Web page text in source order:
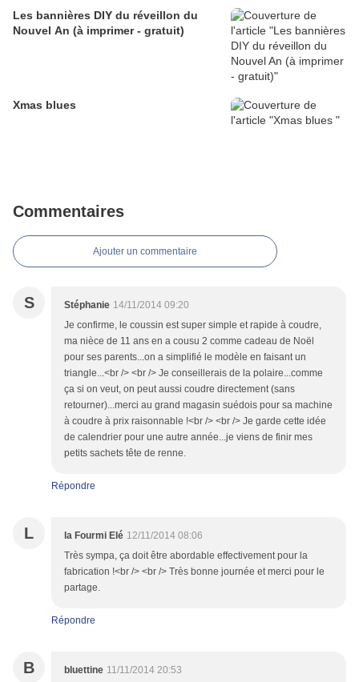
Les bannières DIY du réveillon du
Nouvel An (à imprimer - gratuit)
Xmas blues
Commentaires
Ajouter un commentaire
S Stéphanie 14/11/2014 09:20
Je confirme, le coussin est super simple et rapide à coudre,
ma nièce de 11 ans en a cousu 2 comme cadeau de Noël
pour ses parents...on a simplifié le modèle en faisant un
triangle...<br /> <br /> Je conseillerais de la polaire...comme
ça si on veut, on peut aussi coudre directement (sans
retourner)...merci au grand magasin suédois pour sa machine
à coudre à prix raisonnable !<br /> <br /> Je garde cette idée
de calendrier pour une autre année...je viens de finir mes
petits sachets tête de renne.
Répondre
L la Fourmi Elé 12/11/2014 08:06
Très sympa, ça doit être abordable effectivement pour la
fabrication !<br /> <br /> Très bonne journée et merci pour le
partage.
Répondre
B bluettine 11/11/2014 20:53